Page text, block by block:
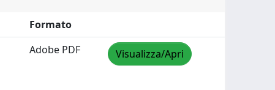
Formato
Adobe PDF Visualizza/Apri